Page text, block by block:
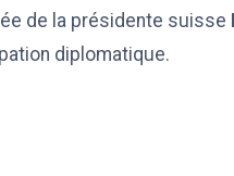
de la présidente suisse
diplomatique.